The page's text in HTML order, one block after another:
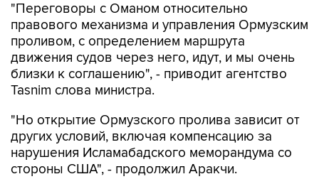
"Переговоры с Оманом относительно
правового механизма и управления Ормузским
проливом, с определением маршрута
движения судов через него, идут, и мы очень
близки к соглашению", - приводит агентство
Tasnim слова министра.
"Но открытие Ормузского пролива зависит от
других условий, включая компенсацию за
нарушения Исламабадского меморандума со
стороны США", - продолжил Аракчи.